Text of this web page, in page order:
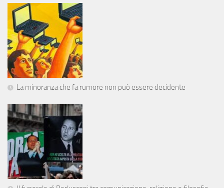
La minoranza che fa rumore non può essere decidente